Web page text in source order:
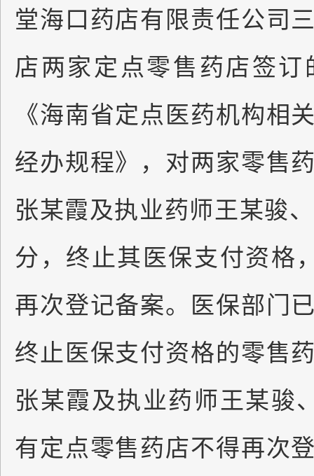
堂海口药店有限责任公司
店两家定点零售药店签
《海南省定点医药机构相
经办规程》，对两家零售
张某霞及执业药师王某骏
分，终止其医保支付资格
再次登记备案。医保部门
终止医保支付资格的零售
张某霞及执业药师王某骏
有定点零售药店不得再次